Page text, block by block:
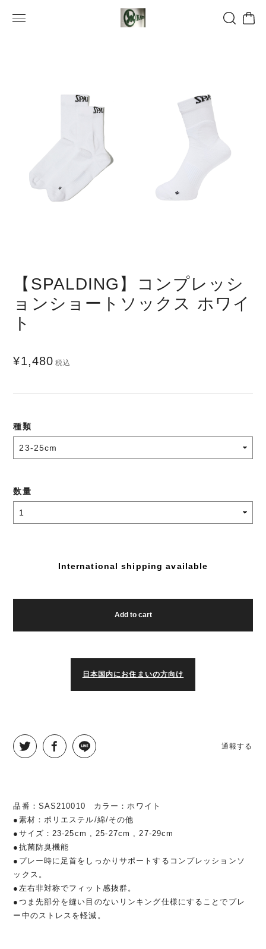
【SPALDING】コンプレッシ
ョンショートソックス ホワイ
ト
¥1,480 税込
種類
数量
International shipping available
Add to cart
日本国内にお住まいの方向け
通報する
品番：SAS210010 カラー：ホワイト
●素材：ポリエステル/綿/その他
●サイズ：23-25cm , 25-27cm , 27-29cm
●抗菌防臭機能
●プレー時に足首をしっかりサポートするコンプレッションソ
ックス。
●左右非対称でフィット感抜群。
●つま先部分を縫い目のないリンキング仕様にすることでプレ
ー中のストレスを軽減。